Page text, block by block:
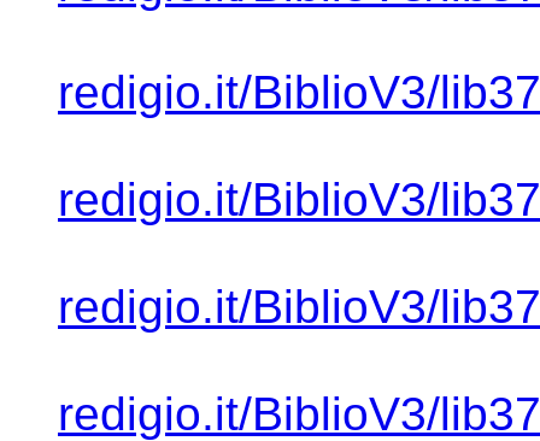
redigio.it/BiblioV3/
redigio.it/BiblioV3/
redigio.it/BiblioV3/
redigio.it/BiblioV3/